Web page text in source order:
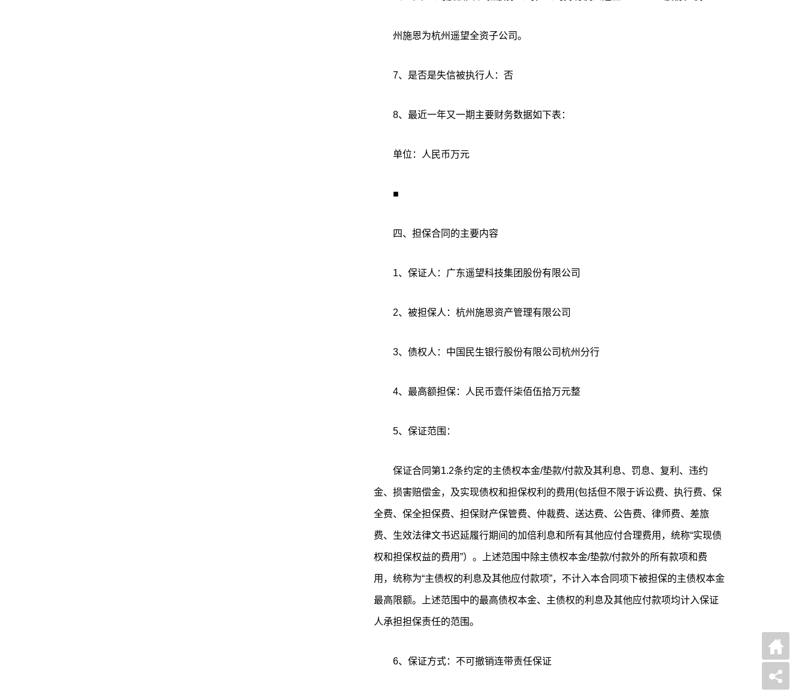
州施恩为杭州遥望全资子公司。
7、是否是失信被执行人：否
8、最近一年又一期主要财务数据如下表：
单位：人民币万元
■
四、担保合同的主要内容
1、保证人：广东遥望科技集团股份有限公司
2、被担保人：杭州施恩资产管理有限公司
3、债权人：中国民生银行股份有限公司杭州分行
4、最高额担保：人民币壹仟柒佰伍拾万元整
5、保证范围：
保证合同第1.2条约定的主债权本金/垫款/付款及其利息、罚息、复利、违约
金、损害赔偿金，及实现债权和担保权利的费用(包括但不限于诉讼费、执行费、保
全费、保全担保费、担保财产保管费、仲裁费、送达费、公告费、律师费、差旅
费、生效法律文书迟延履行期间的加倍利息和所有其他应付合理费用，统称“实现债
权和担保权益的费用”）。上述范围中除主债权本金/垫款/付款外的所有款项和费
用，统称为“主债权的利息及其他应付款项”，不计入本合同项下被担保的主债权本金
最高限额。上述范围中的最高债权本金、主债权的利息及其他应付款项均计入保证
人承担担保责任的范围。
6、保证方式：不可撤销连带责任保证